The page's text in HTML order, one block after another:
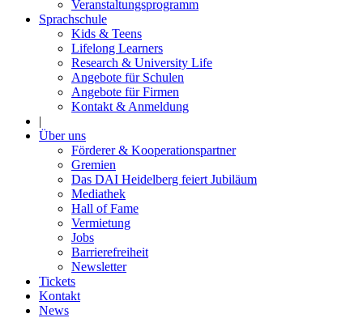
Veranstaltungsprogramm
Sprachschule
Kids & Teens
Lifelong Learners
Research & University Life
Angebote für Schulen
Angebote für Firmen
Kontakt & Anmeldung
|
Über uns
Förderer & Kooperationspartner
Gremien
Das DAI Heidelberg feiert Jubiläum
Mediathek
Hall of Fame
Vermietung
Jobs
Barrierefreiheit
Newsletter
Tickets
Kontakt
News